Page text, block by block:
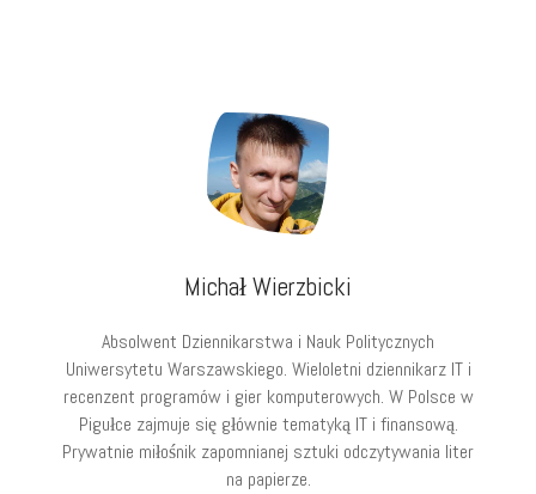
Michał Wierzbicki
Absolwent Dziennikarstwa i Nauk Politycznych
Uniwersytetu Warszawskiego. Wieloletni dziennikarz IT i
recenzent programów i gier komputerowych. W Polsce w
Pigułce zajmuje się głównie tematyką IT i finansową.
Prywatnie miłośnik zapomnianej sztuki odczytywania liter
na papierze.